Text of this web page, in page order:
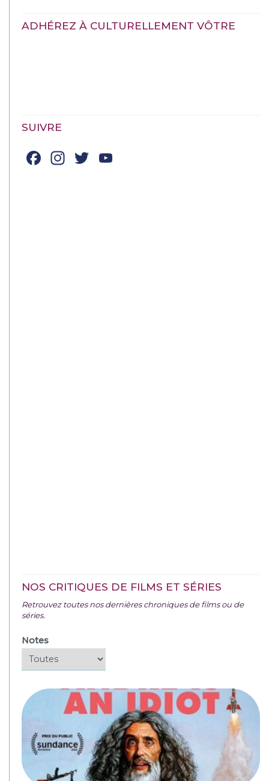
ADHÉREZ À CULTURELLEMENT VÔTRE
SUIVRE
Facebook
Instagram
Twitter
NOS CRITIQUES DE FILMS ET SÉRIES
Retrouvez toutes nos dernières chroniques de films ou de
séries.
Notes